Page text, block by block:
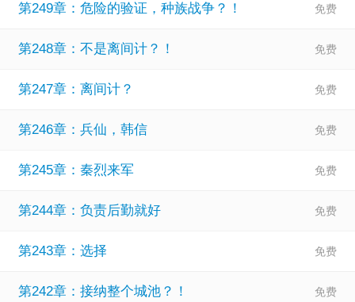
第249章：危险的验证，种族战争？！
第248章：不是离间计？！
第247章：离间计？
第246章：兵仙，韩信
第245章：秦烈来军
第244章：负责后勤就好
第243章：选择
第242章：接纳整个城池？！